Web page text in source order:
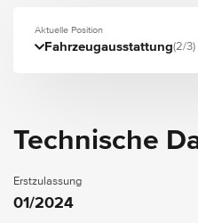
Aktuelle Position
Fahrzeugausstattung(2/3)
Technische
Erstzulassung
01/2024